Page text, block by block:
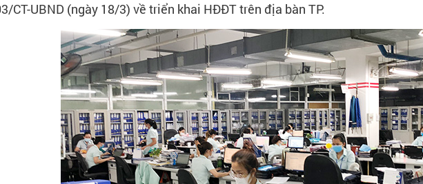
CT-UBND (ngày 18/3) về triển khai HĐĐT trên địa bàn TP.